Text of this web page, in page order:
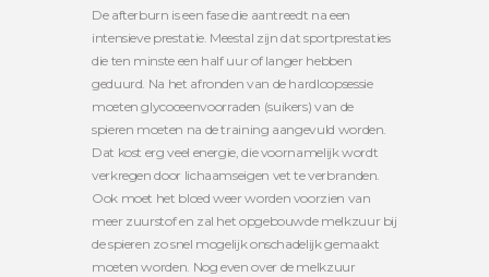
De afterburn is een fase die aantreedt na een
intensieve prestatie. Meestal zijn dat sportprestaties
die ten minste een half uur of langer hebben
geduurd. Na het afronden van de hardloopsessie
moeten glycoceenvoorraden (suikers) van de
spieren moeten na de training aangevuld worden.
Dat kost erg veel energie, die voornamelijk wordt
verkregen door lichaamseigen vet te verbranden.
Ook moet het bloed weer worden voorzien van
meer zuurstof en zal het opgebouwde melkzuur bij
de spieren zo snel mogelijk onschadelijk gemaakt
moeten worden. Nog even over de melkzuur